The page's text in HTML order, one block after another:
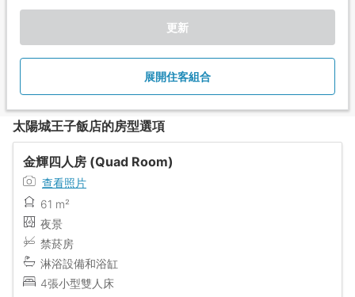
更新
展開住客組合
太陽城王子飯店的房型選項
金輝四人房 (Quad Room)
查看照片
61 m²
夜景
禁菸房
淋浴設備和浴缸
4張小型雙人床